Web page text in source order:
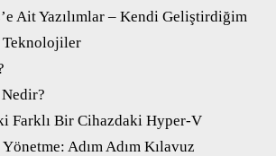
Ait Yazılımlar – Kendi Geliştirdiğim
Teknolojiler
Farklı Bir Cihazdaki Hyper-V
Adım Adım Kılavuz